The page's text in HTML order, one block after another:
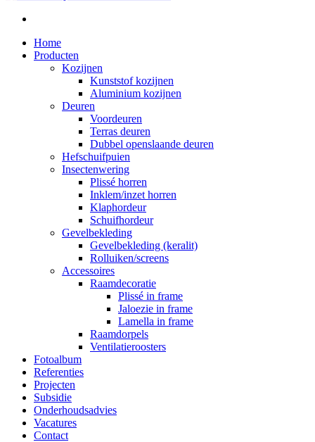
Home
Producten
Kozijnen
Kunststof kozijnen
Aluminium kozijnen
Deuren
Voordeuren
Terras deuren
Dubbel openslaande deuren
Hefschuifpuien
Insectenwering
Plissé horren
Inklem/inzet horren
Klaphordeur
Schuifhordeur
Gevelbekleding
Gevelbekleding (keralit)
Rolluiken/screens
Accessoires
Raamdecoratie
Plissé in frame
Jaloezie in frame
Lamella in frame
Raamdorpels
Ventilatieroosters
Fotoalbum
Referenties
Projecten
Subsidie
Onderhoudsadvies
Vacatures
Contact